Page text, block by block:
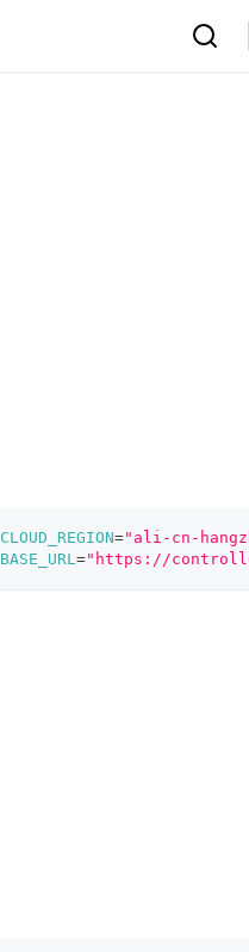
CLOUD_REGION="ali-cn-
BASE_URL="https://